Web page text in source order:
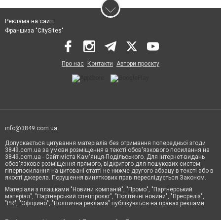
Реклама на сайті
Франшиза "CitySites"
Про нас Контакти Автори проєкту
info@3849.com.ua
Допускається цитування матеріалів без отримання попередньої згоди
3849.com.ua за умови розміщення в тексті обов'язкового посилання на
3849.com.ua - Сайт міста Кам'янця-Подільського. Для інтернет-видань
обов'язкове розміщення прямого, відкритого для пошукових систем
гіперпосилання на цитовані статті не нижче другого абзацу в тексті або в
якості джерела. Порушення виняткових прав переслідується Законом.
Матеріали з плашками "Новини компаній", "Промо", "Партнерський
матеріал", "Партнерський спецпроєкт", "Політичні новини", "Пресреліз",
"PR", "Офіційно", "Політична реклама" публікуються на правах реклами.